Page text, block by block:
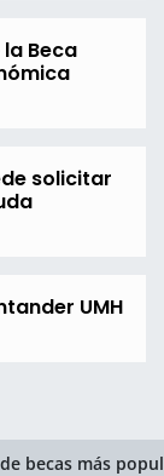
Beca
solicitar
UMH
becas más